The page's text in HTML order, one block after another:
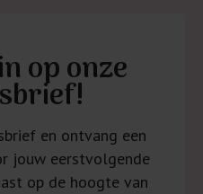
op onze
en ontvang een
jouw eerstvolgende
op de hoogte van